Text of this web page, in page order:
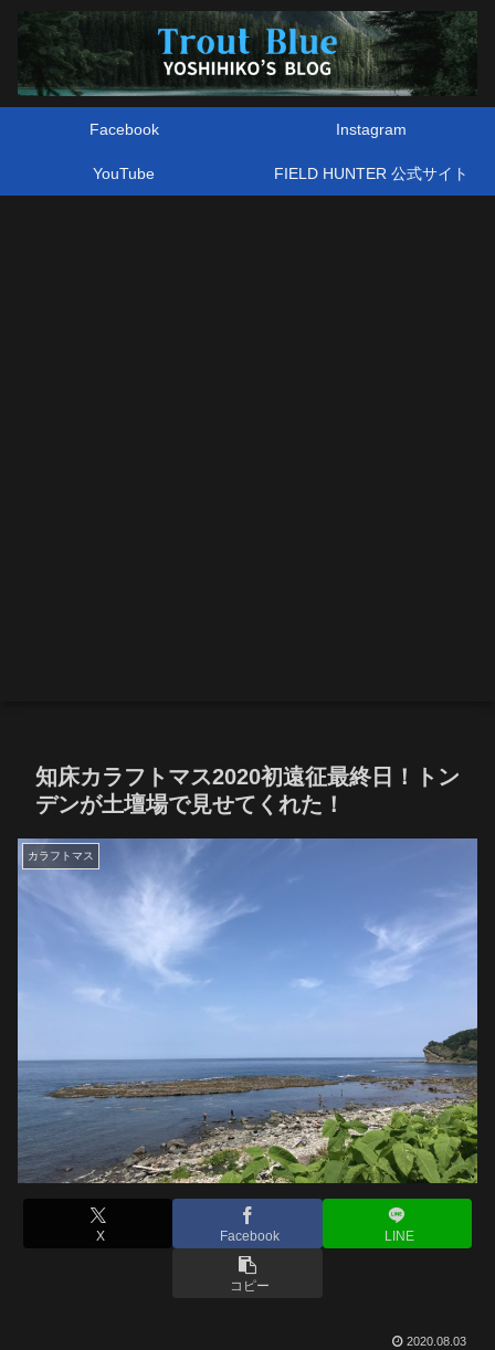
Facebook Instagram
YouTube FIELD HUNTER 公式サイト
知床カラフトマス2020初遠征最終日！トン
デンが土壇場で見せてくれた！
カラフトマス
X Facebook LINE
コピー
2020.08.03